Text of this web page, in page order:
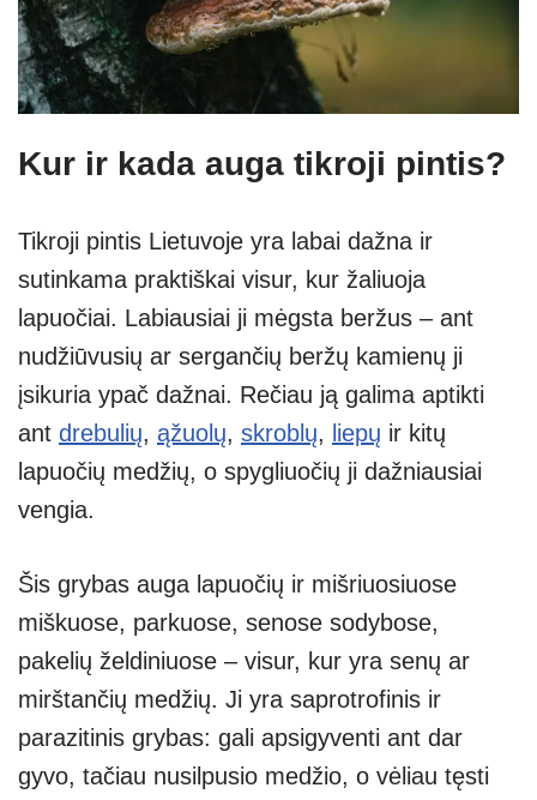
Kur ir kada auga tikroji pintis?
Tikroji pintis Lietuvoje yra labai dažna ir
sutinkama praktiškai visur, kur žaliuoja
lapuočiai. Labiausiai ji mėgsta beržus – ant
nudžiūvusių ar sergančių beržų kamienų ji
įsikuria ypač dažnai. Rečiau ją galima aptikti
ant drebulių, ąžuolų, skroblų, liepų ir kitų
lapuočių medžių, o spygliuočių ji dažniausiai
vengia.
Šis grybas auga lapuočių ir mišriuosiuose
miškuose, parkuose, senose sodybose,
pakelių želdiniuose – visur, kur yra senų ar
mirštančių medžių. Ji yra saprotrofinis ir
parazitinis grybas: gali apsigyventi ant dar
gyvo, tačiau nusilpusio medžio, o vėliau tęsti